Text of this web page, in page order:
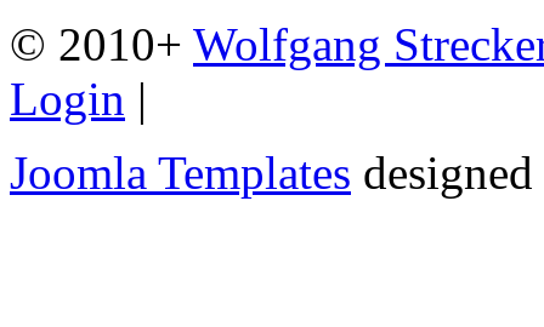
© 2010+ Wolfgang
Login |
Joomla Templates